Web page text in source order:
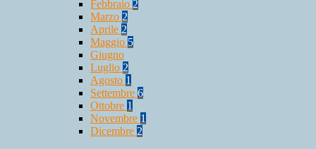
Febbraio 2
Marzo 2
Aprile 2
Maggio 5
Giugno
Luglio 2
Agosto 1
Settembre 6
Ottobre 1
Novembre 1
Dicembre 2